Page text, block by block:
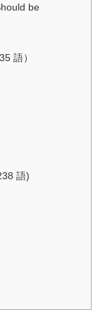
be
語）
語)